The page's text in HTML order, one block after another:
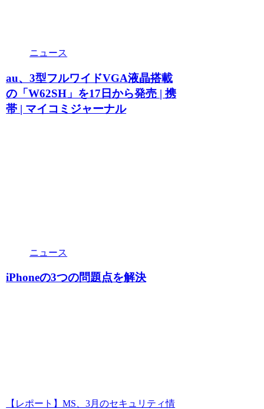
ニュース
au、3型フルワイドVGA液晶搭載
の「W62SH」を17日から発売 | 携
帯 | マイコミジャーナル
ニュース
iPhoneの3つの問題点を解決
【レポート】MS、3月のセキュリティ情